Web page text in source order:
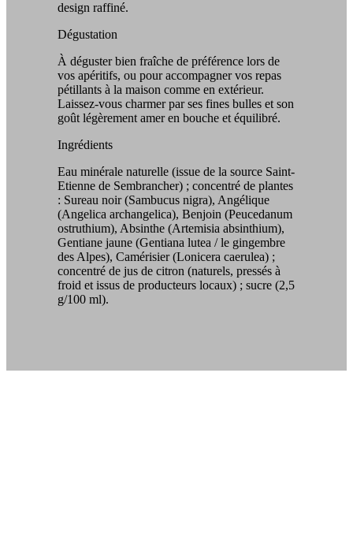
design raffiné.
Dégustation
À déguster bien fraîche de préférence lors de
vos apéritifs, ou pour accompagner vos repas
pétillants à la maison comme en extérieur.
Laissez-vous charmer par ses fines bulles et son
goût légèrement amer en bouche et équilibré.
Ingrédients
Eau minérale naturelle (issue de la source Saint-
Etienne de Sembrancher) ; concentré de plantes
: Sureau noir (Sambucus nigra), Angélique
(Angelica archangelica), Benjoin (Peucedanum
ostruthium), Absinthe (Artemisia absinthium),
Gentiane jaune (Gentiana lutea / le gingembre
des Alpes), Camérisier (Lonicera caerulea) ;
concentré de jus de citron (naturels, pressés à
froid et issus de producteurs locaux) ; sucre (2,5
g/100 ml).